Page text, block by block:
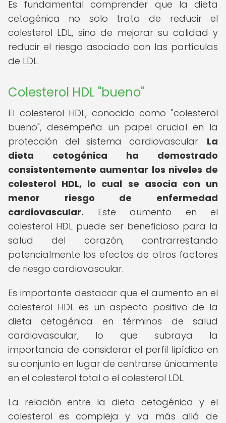
Es fundamental comprender que la dieta
cetogénica no solo trata de reducir el
colesterol LDL, sino de mejorar su calidad y
reducir el riesgo asociado con las partículas
de LDL.
Colesterol HDL "bueno"
El colesterol HDL, conocido como "colesterol
bueno", desempeña un papel crucial en la
protección del sistema cardiovascular. La
dieta cetogénica ha demostrado
consistentemente aumentar los niveles de
colesterol HDL, lo cual se asocia con un
menor riesgo de enfermedad
cardiovascular. Este aumento en el
colesterol HDL puede ser beneficioso para la
salud del corazón, contrarrestando
potencialmente los efectos de otros factores
de riesgo cardiovascular.
Es importante destacar que el aumento en el
colesterol HDL es un aspecto positivo de la
dieta cetogénica en términos de salud
cardiovascular, lo que subraya la
importancia de considerar el perfil lipídico en
su conjunto en lugar de centrarse únicamente
en el colesterol total o el colesterol LDL.
La relación entre la dieta cetogénica y el
colesterol es compleja y va más allá de